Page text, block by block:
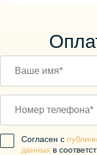
Согласен с
данных в